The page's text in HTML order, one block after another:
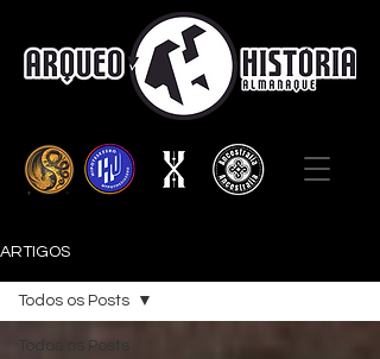
ARTIGOS
Todos os Posts
Todos os Posts